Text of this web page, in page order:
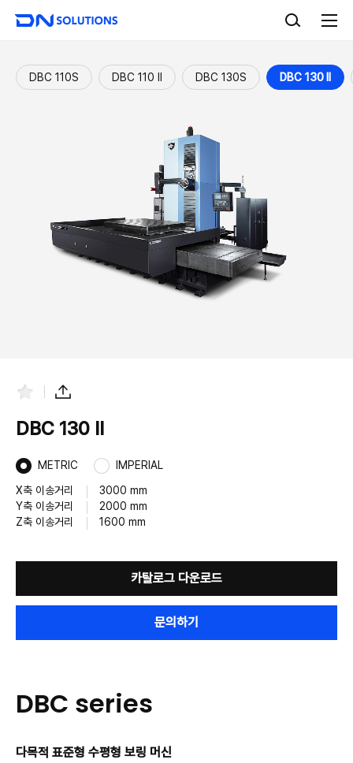
D
N
l
u
전
뉴
DBC 110S
DBC 110 II DBC 130S DBC 130 II
찾
기
공
하
기
DBC 130 II
METRIC
IMPERIAL
X축 이송거리
3000 mm
Y축 이송거리
2000 mm
Z축 이송거리
1600 mm
카탈로그 다운로드
문의하기
DBC series
다목적 표준형 수평형 보링 머신